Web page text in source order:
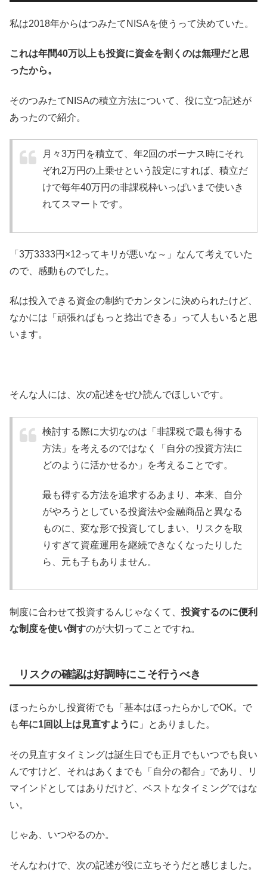
私は2018年からはつみたてNISAを使うって決めていた。
これは年間40万以上も投資に資金を割くのは無理だと思
ったから。
そのつみたてNISAの積立方法について、役に立つ記述が
あったので紹介。
月々3万円を積立て、年2回のボーナス時にそれ
ぞれ2万円の上乗せという設定にすれば、積立だ
けで毎年40万円の非課税枠いっぱいまで使いき
れてスマートです。
「3万3333円×12ってキリが悪いな～」なんて考えていた
ので、感動ものでした。
私は投入できる資金の制約でカンタンに決められたけど、
なかには「頑張ればもっと捻出できる」って人もいると思
います。
そんな人には、次の記述をぜひ読んでほしいです。
検討する際に大切なのは「非課税で最も得する
方法」を考えるのではなく「自分の投資方法に
どのように活かせるか」を考えることです。
最も得する方法を追求するあまり、本来、自分
がやろうとしている投資法や金融商品と異なる
ものに、変な形で投資してしまい、リスクを取
りすぎて資産運用を継続できなくなったりした
ら、元も子もありません。
制度に合わせて投資するんじゃなくて、 投資するのに便利
な制度を使い倒すのが大切ってことですね。
リスクの確認は好調時にこそ行うべき
ほったらかし投資術でも「基本はほったらかしでOK。で
も年に1回以上は見直すように 」とありました。
その見直すタイミングは誕生日でも正月でもいつでも良い
んですけど、それはあくまでも「自分の都合」であり、リ
マインドとしてはありだけど、ベストなタイミングではな
い。
じゃあ、いつやるのか。
そんなわけで、次の記述が役に立ちそうだと感じました。